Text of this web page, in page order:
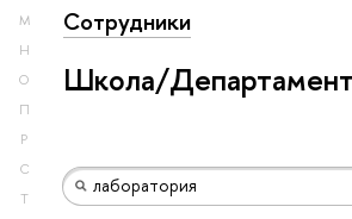
М
Н
О
П
Р
С
Т
Сотрудники
Школа/Департамент